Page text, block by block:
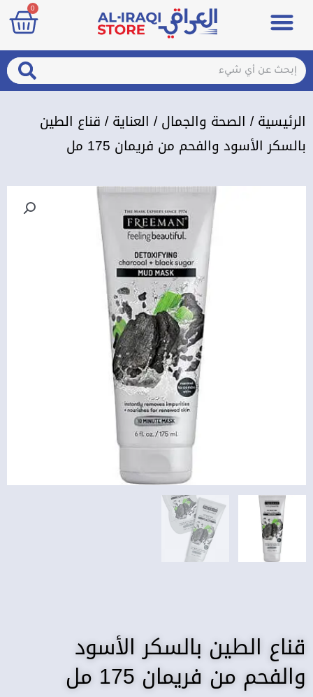
Menu
0
Search
الرئيسية/ الصحة والجمال/ العناية/ قناع الطين
بالسكر الأسود والفحم من فريمان 175 مل
قناع الطين بالسكر الأسود
والفحم من فريمان 175 مل